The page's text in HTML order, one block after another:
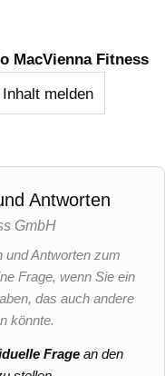
MacVienna Fitness
Inhalt melden
Antworten
GmbH
und Antworten zum
Frage, wenn Sie ein
das auch andere
könnte.
Frage an den